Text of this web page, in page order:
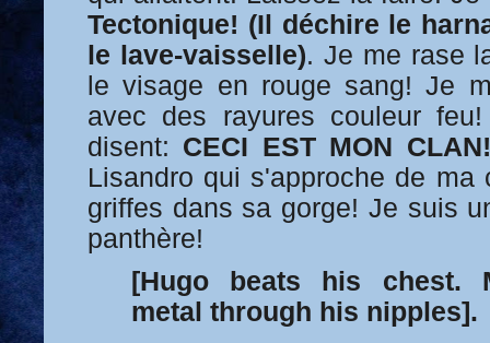
Tectonique! (Il déchire le
le lave-vaisselle). Je me rase
le visage en rouge sang! Je
avec des rayures couleur
disent: CECI EST MON CLAN!
Lisandro qui s'approche de ma
griffes dans sa gorge! Je suis
panthère!
[Hugo beats his chest.
metal through his nipples].